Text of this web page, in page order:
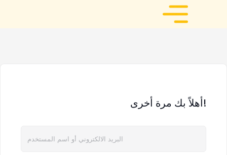
أهلاً بك مرة أخرى!